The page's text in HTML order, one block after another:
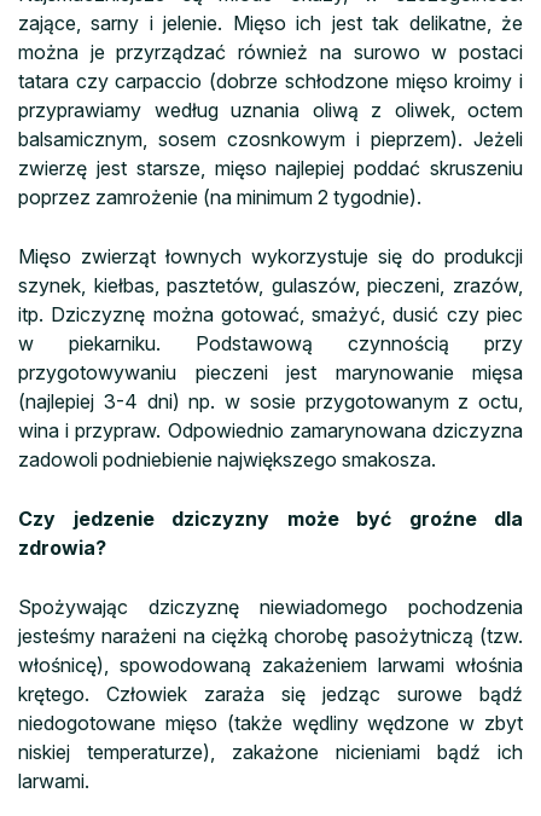
zające, sarny i jelenie. Mięso ich jest tak delikatne, że
można je przyrządzać również na surowo w postaci
tatara czy carpaccio (dobrze schłodzone mięso kroimy i
przyprawiamy według uznania oliwą z oliwek, octem
balsamicznym, sosem czosnkowym i pieprzem). Jeżeli
zwierzę jest starsze, mięso najlepiej poddać skruszeniu
poprzez zamrożenie (na minimum 2 tygodnie).
Mięso zwierząt łownych wykorzystuje się do produkcji
szynek, kiełbas, pasztetów, gulaszów, pieczeni, zrazów,
itp. Dziczyznę można gotować, smażyć, dusić czy piec
w piekarniku. Podstawową czynnością przy
przygotowywaniu pieczeni jest marynowanie mięsa
(najlepiej 3-4 dni) np. w sosie przygotowanym z octu,
wina i przypraw. Odpowiednio zamarynowana dziczyzna
zadowoli podniebienie największego smakosza.
Czy jedzenie dziczyzny może być groźne dla
zdrowia?
Spożywając dziczyznę niewiadomego pochodzenia
jesteśmy narażeni na ciężką chorobę pasożytniczą (tzw.
włośnicę), spowodowaną zakażeniem larwami włośnia
krętego. Człowiek zaraża się jedząc surowe bądź
niedogotowane mięso (także wędliny wędzone w zbyt
niskiej temperaturze), zakażone nicieniami bądź ich
larwami.